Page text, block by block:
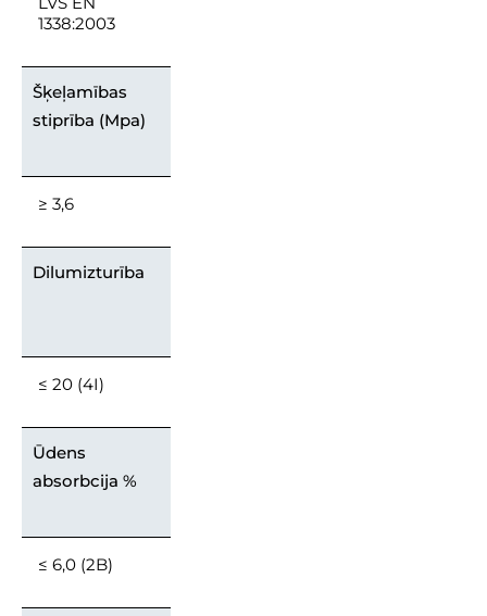
1338:2003
Šķeļamības
stiprība (Mpa)
≥ 3,6
Dilumizturība
≤ 20 (4I)
Ūdens
absorbcija %
≤ 6,0 (2B)